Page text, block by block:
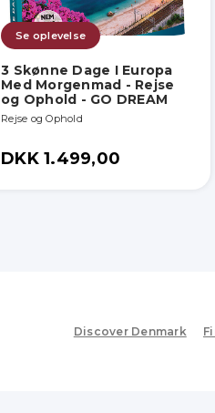
Se oplevelse
3 Skønne Dage I Europa
Med Morgenmad - Rejse
og Ophold - GO DREAM
Rejse og Ophold
DKK 1.499,00
Discover Denmark